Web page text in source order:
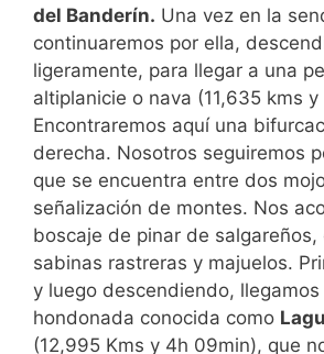
del Banderín. Una vez en la
continuaremos por ella,
ligeramente, para llegar a una
altiplanicie o nava (11,635 kms
Encontraremos aquí una
derecha. Nosotros seguiremos
que se encuentra entre dos
señalización de montes. Nos
boscaje de pinar de salgareños,
sabinas rastreras y majuelos.
y luego descendiendo, llegamos
hondonada conocida como
(12,995 Kms y 4h 09min), que